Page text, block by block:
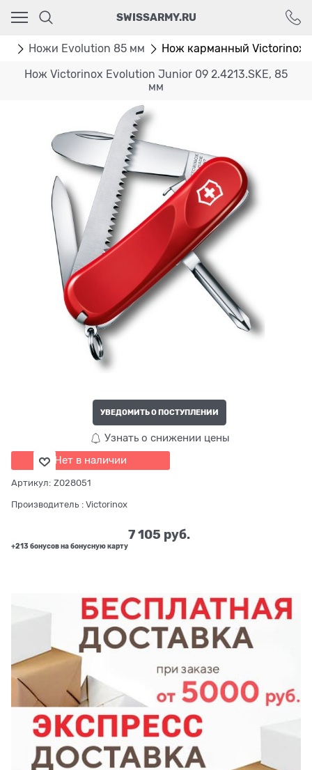
SWISSARMY.RU
Ножи Evolution 85 мм Нож карманный Victorinox
Нож Victorinox Evolution Junior 09 2.4213.SKE, 85
мм
УВЕДОМИТЬ О ПОСТУПЛЕНИИ
Узнать о снижении цены
Нет в наличии
Артикул: Z028051
Производитель : Victorinox
7 105 руб.
+213 бонусов на бонусную карту
Ваш город - Москва,
угадали?
ДА НЕТ